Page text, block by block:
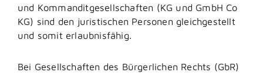
und Kommanditgesellschaften (KG und GmbH Co
KG) sind den juristischen Personen gleichgestellt
und somit erlaubnisfähig.
Bei Gesellschaften des Bürgerlichen Rechts (GbR)